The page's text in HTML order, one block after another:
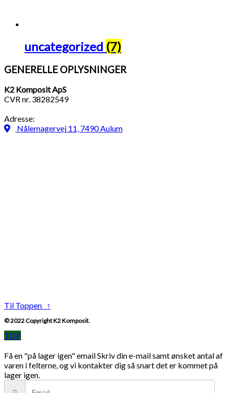
uncategorized (7)
GENERELLE OPLYSNINGER
K2 Komposit ApS
CVR nr. 38282549
Adresse:
Nålemagervej 11, 7490 Aulum
Til Toppen ↑
© 2022 Copyright K2 Komposit.
TOP
Få en "på lager igen" emailSkriv din e-mail samt ønsket antal af
varen i felterne, og vi kontakter dig så snart det er kommet på
lager igen.